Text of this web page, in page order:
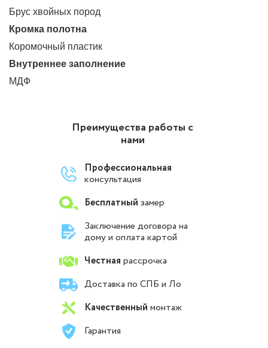
Брус хвойных пород
Кромка полотна
Коромочный пластик
Внутреннее заполнение
МДФ
Преимущества работы с
нами
Профессиональная
консультация
Бесплатный замер
Заключение договора на
дому и оплата картой
Честная рассрочка
Доставка по СПБ и Ло
Качественный монтаж
Гарантия